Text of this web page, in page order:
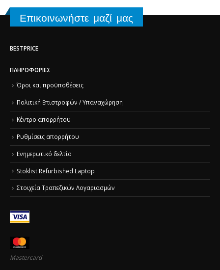
Επικοινωνήστε μαζί μας
BESTPRICE
ΠΛΗΡΟΦΟΡΊΕΣ
Όροι και προϋποθέσεις
Πολιτική Επιστροφών / Υπαναχώρηση
Κέντρο απορρήτου
Ρυθμίσεις απορρήτου
Ενημερωτικό δελτίο
Stoklist Refurbished Laptop
Στοιχεία Τραπεζικών Λογαριασμών
Mastercard